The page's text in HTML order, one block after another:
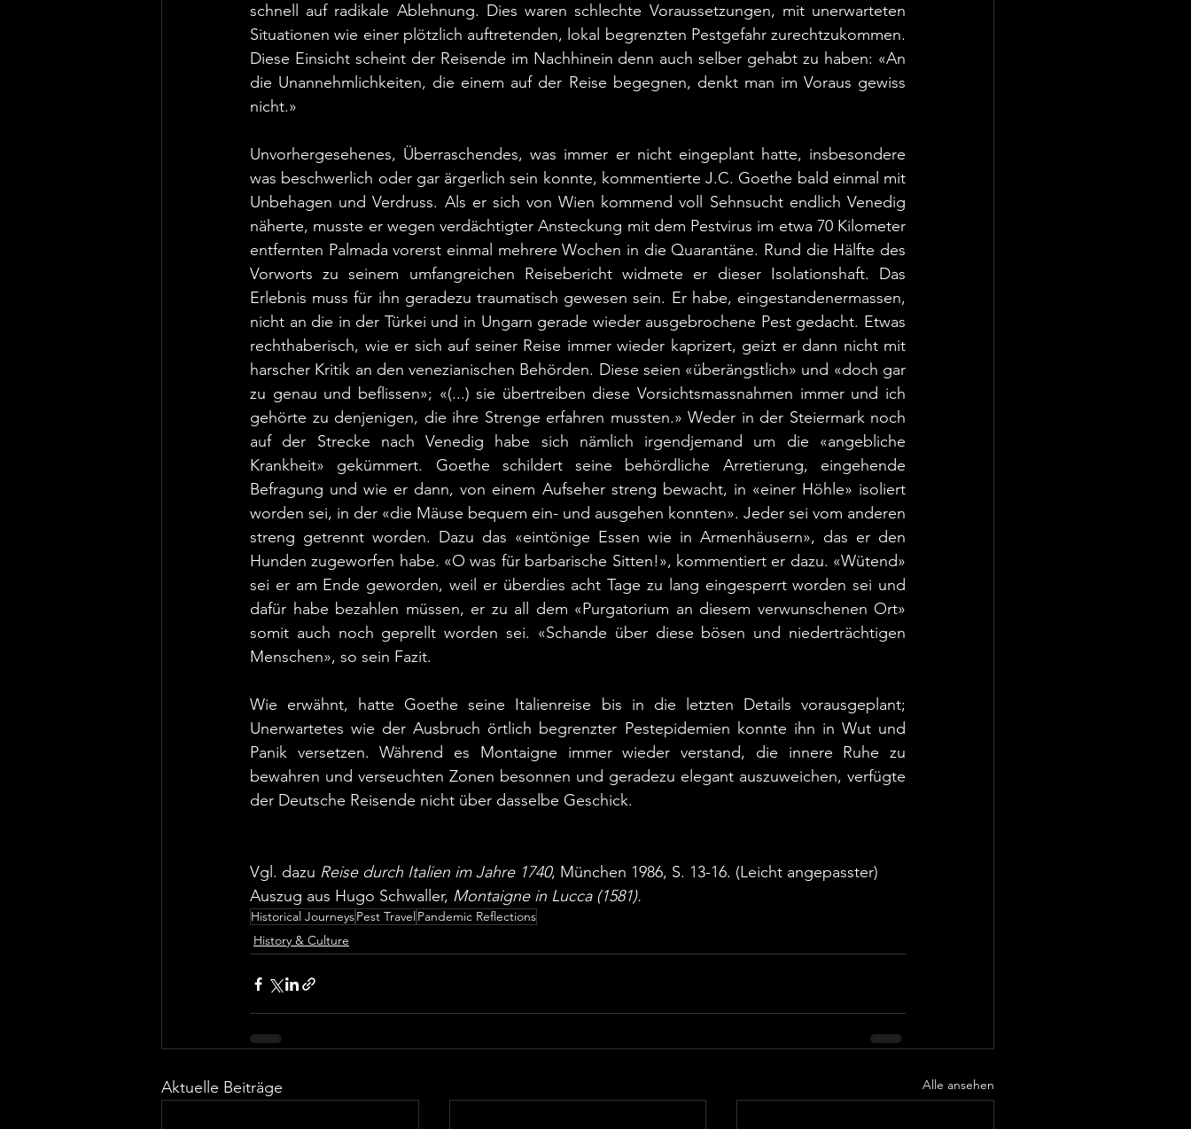
schnell auf radikale Ablehnung. Dies waren schlechte Voraussetzungen, mit unerwarteten
Situationen wie einer plötzlich auftretenden, lokal begrenzten Pestgefahr zurechtzukommen.
Diese Einsicht scheint der Reisende im Nachhinein denn auch selber gehabt zu haben: «An
die Unannehmlichkeiten, die einem auf der Reise begegnen, denkt man im Voraus gewiss
nicht.»
Unvorhergesehenes, Überraschendes, was immer er nicht eingeplant hatte, insbesondere
was beschwerlich oder gar ärgerlich sein konnte, kommentierte J.C. Goethe bald einmal mit
Unbehagen und Verdruss. Als er sich von Wien kommend voll Sehnsucht endlich Venedig
näherte, musste er wegen verdächtigter Ansteckung mit dem Pestvirus im etwa 70 Kilometer
entfernten Palmada vorerst einmal mehrere Wochen in die Quarantäne. Rund die Hälfte des
Vorworts zu seinem umfangreichen Reisebericht widmete er dieser Isolationshaft. Das
Erlebnis muss für ihn geradezu traumatisch gewesen sein. Er habe, eingestandenermassen,
nicht an die in der Türkei und in Ungarn gerade wieder ausgebrochene Pest gedacht. Etwas
rechthaberisch, wie er sich auf seiner Reise immer wieder kaprizert, geizt er dann nicht mit
harscher Kritik an den venezianischen Behörden. Diese seien «überängstlich» und «doch gar
zu genau und beflissen»; «(...) sie übertreiben diese Vorsichtsmassnahmen immer und ich
gehörte zu denjenigen, die ihre Strenge erfahren mussten.» Weder in der Steiermark noch
auf der Strecke nach Venedig habe sich nämlich irgendjemand um die «angebliche
Krankheit» gekümmert. Goethe schildert seine behördliche Arretierung, eingehende
Befragung und wie er dann, von einem Aufseher streng bewacht, in «einer Höhle» isoliert
worden sei, in der «die Mäuse bequem ein- und ausgehen konnten». Jeder sei vom anderen
streng getrennt worden. Dazu das «eintönige Essen wie in Armenhäusern», das er den
Hunden zugeworfen habe. «O was für barbarische Sitten!», kommentiert er dazu. «Wütend»
sei er am Ende geworden, weil er überdies acht Tage zu lang eingesperrt worden sei und
dafür habe bezahlen müssen, er zu all dem «Purgatorium an diesem verwunschenen Ort»
somit auch noch geprellt worden sei. «Schande über diese bösen und niederträchtigen
Menschen», so sein Fazit.
Wie erwähnt, hatte Goethe seine Italienreise bis in die letzten Details vorausgeplant;
Unerwartetes wie der Ausbruch örtlich begrenzter Pestepidemien konnte ihn in Wut und
Panik versetzen. Während es Montaigne immer wieder verstand, die innere Ruhe zu
bewahren und verseuchten Zonen besonnen und geradezu elegant auszuweichen, verfügte
der Deutsche Reisende nicht über dasselbe Geschick.
Vgl. dazu Reise durch Italien im Jahre 1740, München 1986, S. 13-16. (Leicht angepasster)
Auszug aus Hugo Schwaller, Montaigne in Lucca (1581).
Historical JourneysPest TravelPandemic Reflections
History & Culture
Aktuelle Beiträge Alle ansehen